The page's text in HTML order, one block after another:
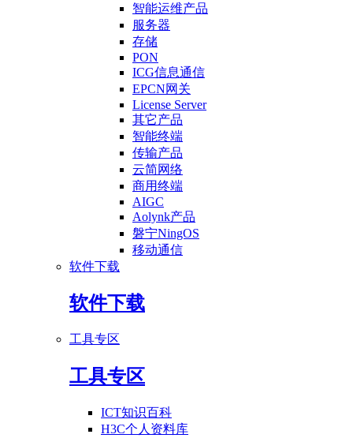
智能运维产品
服务器
存储
PON
ICG信息通信
EPCN网关
License Server
其它产品
智能终端
传输产品
云简网络
商用终端
AIGC
Aolynk产品
磐宁NingOS
移动通信
软件下载
软件下载
工具专区
工具专区
ICT知识百科
H3C个人资料库